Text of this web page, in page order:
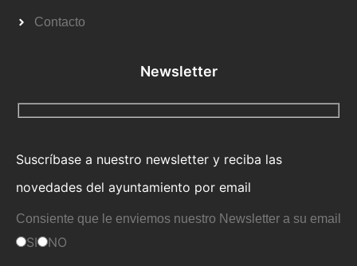
Contacto
Newsletter
Suscríbase a nuestro newsletter y reciba las
novedades del ayuntamiento por email
Consiente que le enviemos nuestro Newsletter a su email
SI NO